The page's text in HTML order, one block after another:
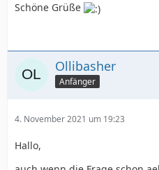
Schöne Grüße
Ollibasher
Anfänger
4. November 2021 um 19:23
Hallo,